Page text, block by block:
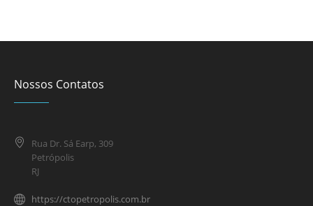
Nossos Contatos
Rua Dr. Sá Earp, 309
Petrópolis
RJ
https://ctopetropolis.com.br